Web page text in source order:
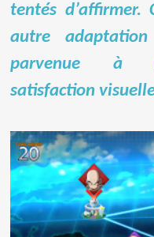
tentés d’affirmer.
autre adaptation
parvenue à
satisfaction